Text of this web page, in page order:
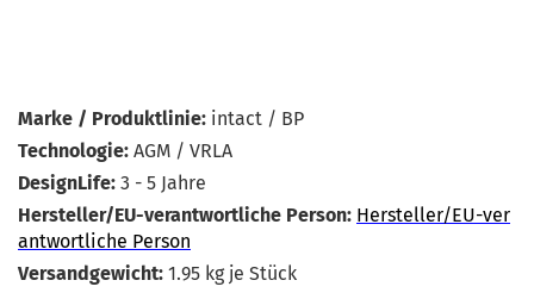
Marke / Produktlinie: intact / BP
Technologie: AGM / VRLA
DesignLife: 3 - 5 Jahre
Hersteller/EU-verantwortliche Person: Hersteller/EU-ver
antwortliche Person
Versandgewicht: 1.95 kg je Stück